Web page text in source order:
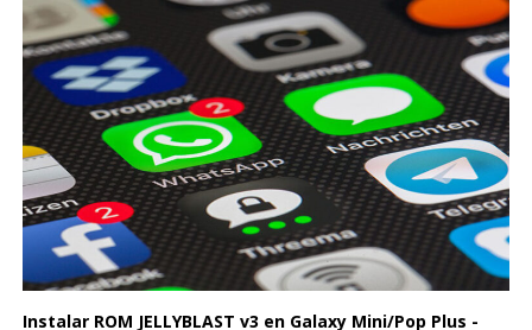
Instalar ROM JELLYBLAST v3 en Galaxy Mini/Pop Plus -